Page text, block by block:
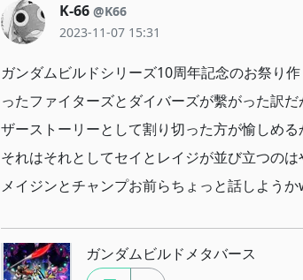
K-66 @K66
2023-11-07 15:31
ガンダムビルドシリーズ10周年記念のお祭り
ったファイターズとダイバーズが繫がった訳
ザーストーリーとして割り切った方が愉しめ
それはそれとしてセイとレイジが並び立つの
メイジンとチャンプお前らちょっと話しよう
ガンダムビルドメタバース